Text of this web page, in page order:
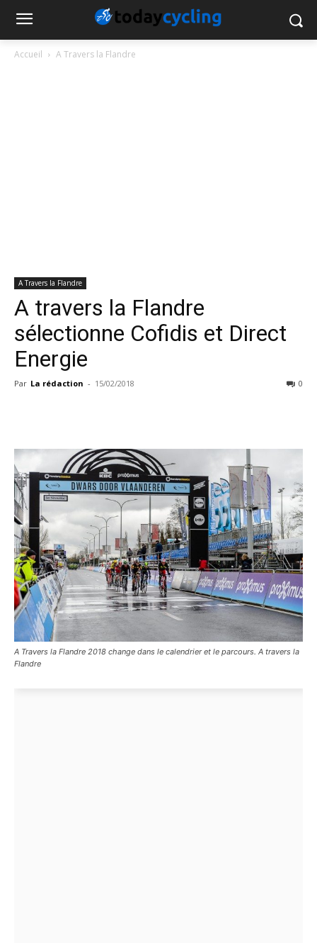
Accueil A Travers la Flandre
A Travers la Flandre
A travers la Flandre
sélectionne Cofidis et Direct
Energie
Par La rédaction - 15/02/2018 0
A Travers la Flandre 2018 change dans le calendrier et le parcours. A travers la
Flandre